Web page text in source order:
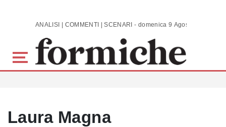
Skip to main content ANALISI | COMMENTI | SCENARI - domenica 9 Agosto 2026
Laura Magna